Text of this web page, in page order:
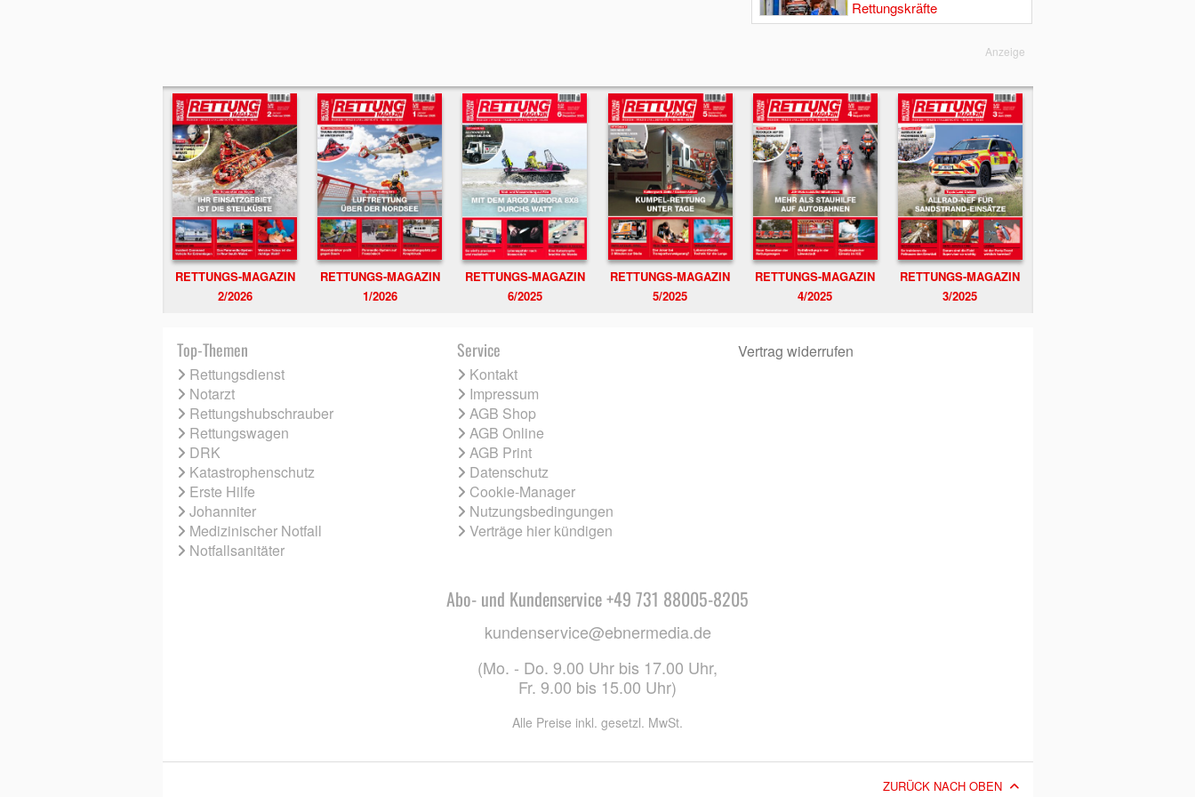
Rettungskräfte
Anzeige
RETTUNGS-MAGAZIN
2/2026
RETTUNGS-MAGAZIN
1/2026
RETTUNGS-MAGAZIN
6/2025
RETTUNGS-MAGAZIN
5/2025
RETTUNGS-MAGAZIN
4/2025
RETTUNGS-MAGAZIN
3/2025
Top-Themen
Rettungsdienst
Notarzt
Rettungshubschrauber
Rettungswagen
DRK
Katastrophenschutz
Erste Hilfe
Johanniter
Medizinischer Notfall
Notfallsanitäter
Service
Kontakt
Impressum
AGB Shop
AGB Online
AGB Print
Datenschutz
Cookie-Manager
Nutzungsbedingungen
Verträge hier kündigen
Vertrag widerrufen
Abo- und Kundenservice +49 731 88005-8205
kundenservice@ebnermedia.de
(Mo. - Do. 9.00 Uhr bis 17.00 Uhr,
Fr. 9.00 bis 15.00 Uhr)
Alle Preise inkl. gesetzl. MwSt.
ZURÜCK NACH OBEN